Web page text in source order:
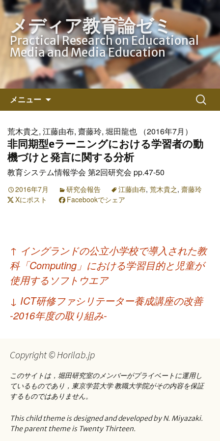
メディア教育論ゼミ
Practical Research on Educational
Media and Media Education
メニュー
ン
ツ
へ
ス
キ
検
索:
荒木貴之, 江藤由布, 齋藤玲, 堀田龍也 （2016年7月）
非同期型eラーニングにおける学習者の動
機づけと発言に関する分析
教育システム情報学会 第2回研究会 pp.47-50
2016年7月 研究会報告 江藤由布, 荒木貴之, 齋藤玲
Xにポスト
Facebookでシェア
投
稿
ナ
ビ
ゲ
シ
ョ
ン
↑ イングランドの公立小学校で導入された教
科「Computing」における学習目的と児童が
使用するソフトウエア
↓ ICT研修ファシリテーター養成講座の改善
-2016年度の取り組み-
Copyright © Horilab.jp
このサイトは，堀田研究室のメンバーがプライベートに運用し
ているものであり，東京学芸大学 教職大学院がその内容を保証
するものではありません。
This child theme is designed and developed by N. Miyazaki.
The parent theme is Twenty Thirteen.